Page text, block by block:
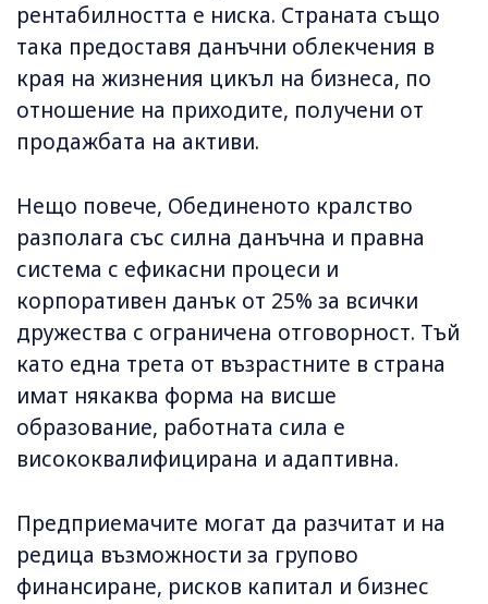
рентабилността е ниска. Страната също
така предоставя данъчни облекчения в
края на жизнения цикъл на бизнеса, по
отношение на приходите, получени от
продажбата на активи.
Нещо повече, Обединеното кралство
разполага със силна данъчна и правна
система с ефикасни процеси и
корпоративен данък от 25% за всички
дружества с ограничена отговорност. Тъй
като една трета от възрастните в страна
имат някаква форма на висше
образование, работната сила е
висококвалифицирана и адаптивна.
Предприемачите могат да разчитат и на
редица възможности за групово
финансиране, рисков капитал и бизнес